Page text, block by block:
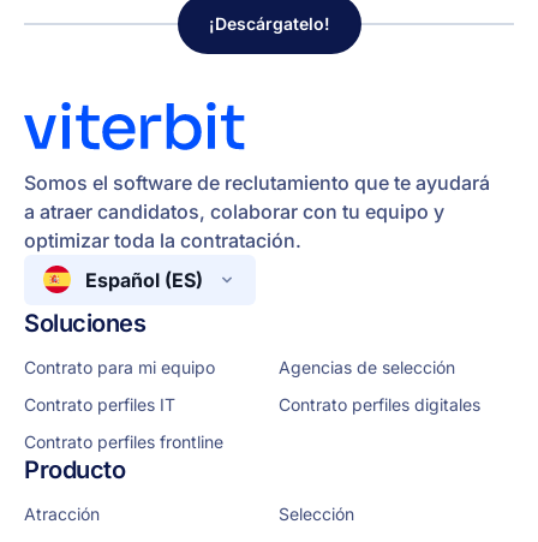
¡Descárgatelo!
Somos el software de reclutamiento que te ayudará
a atraer candidatos, colaborar con tu equipo y
optimizar toda la contratación.
Español (ES)
Soluciones
Contrato para mi equipo
Agencias de selección
Contrato perfiles IT
Contrato perfiles digitales
Contrato perfiles frontline
Producto
Atracción
Selección